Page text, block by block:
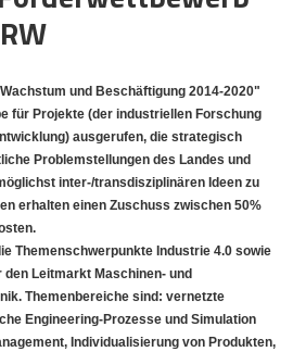
und Beschäftigung 2014-2020"
für Projekte (der industriellen Forschung
ausgerufen, die strategisch
Problemstellungen des Landes und
inter-/transdisziplinären Ideen zu
erhalten einen Zuschuss zwischen 50%
Themenschwerpunkte Industrie 4.0 sowie
Leitmarkt Maschinen- und
Themenbereiche sind: vernetzte
Engineering-Prozesse und Simulation
Individualisierung von Produkten,